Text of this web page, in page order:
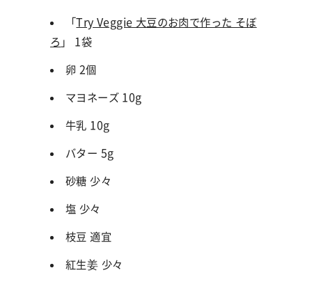
「Try Veggie 大豆のお肉で作った そぼ
ろ 」 1袋
卵 2個
マヨネーズ 10g
牛乳 10g
バター 5g
砂糖 少々
塩 少々
枝豆 適宜
紅生姜 少々